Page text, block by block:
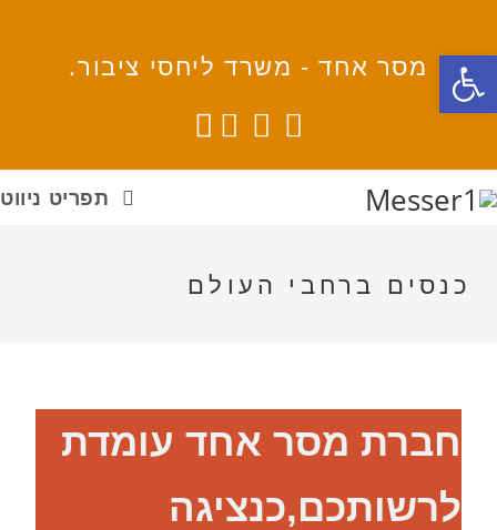
פתח סרגל נגישות
מסר אחד - משרד ליחסי ציבור.
תפריט ניווט
כנסים ברחבי העולם
חברת מסר אחד עומדת
לרשותכם,כנציגה